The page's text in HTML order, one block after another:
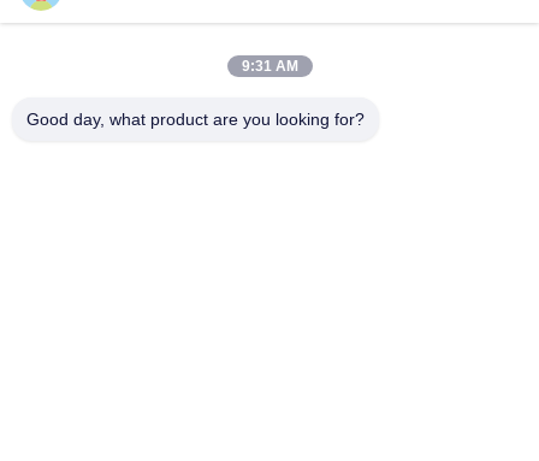
9:31 AM
Good day, what product are you looking for?